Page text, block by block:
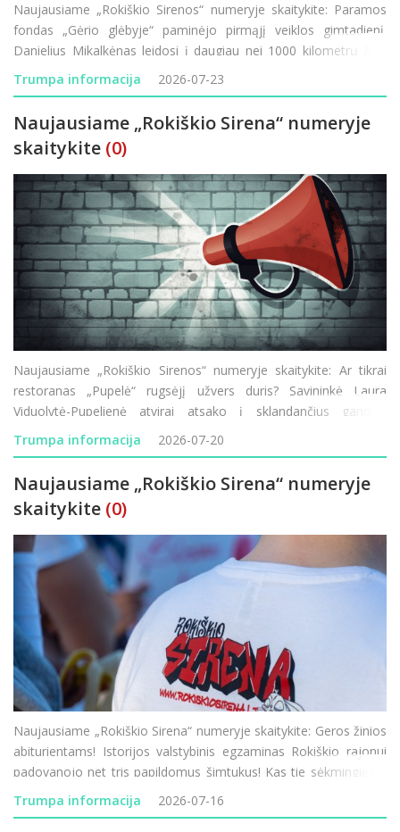
Naujausiame „Rokiškio Sirenos“ numeryje skaitykite: Paramos
fondas „Gėrio glėbyje“ paminėjo pirmąjį veiklos gimtadienį.
Danielius Mikalkėnas leidosi į daugiau nei 1000 kilometrų žygį
pėsčiomis aplink Lietuvą. Prasideda Rokiškio ligoninės
modernizacija &ndas
Trumpa informacija 2026-07-23
Naujausiame „Rokiškio Sirena“ numeryje
skaitykite (0)
Naujausiame „Rokiškio Sirenos“ numeryje skaitykite: Ar tikrai
restoranas „Pupelė“ rugsėjį užvers duris? Savininkė Laura
Viduolytė-Pupelienė atvirai atsako į sklandančius gandus.
Lietuvos–Latvijos pasienyje vėl vykdomi visą parą trunkantys
transporto patikrini
Trumpa informacija 2026-07-20
Naujausiame „Rokiškio Sirena“ numeryje
skaitykite (0)
Naujausiame „Rokiškio Sirena“ numeryje skaitykite: Geros žinios
abiturientams! Istorijos valstybinis egzaminas Rokiškio rajonui
padovanojo net tris papildomus šimtukus! Kas tie sėkmingieji ir
kaip sekėsi kitiems mūsų krašto moksleiviams? Mados
naujienos mi
Trumpa informacija 2026-07-16